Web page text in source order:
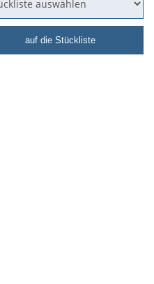
auf die Stückliste